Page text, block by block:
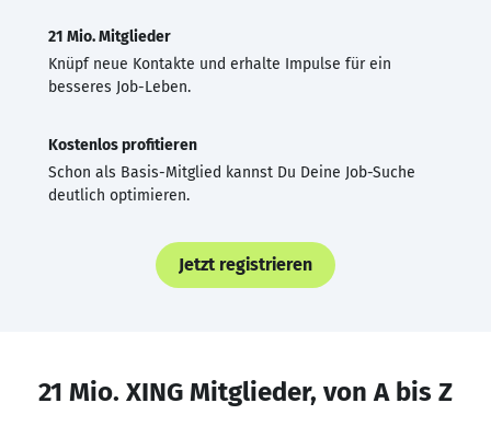
21 Mio. Mitglieder
Knüpf neue Kontakte und erhalte Impulse für ein
besseres Job-Leben.
Kostenlos profitieren
Schon als Basis-Mitglied kannst Du Deine Job-Suche
deutlich optimieren.
Jetzt registrieren
21 Mio. XING Mitglieder, von A bis Z